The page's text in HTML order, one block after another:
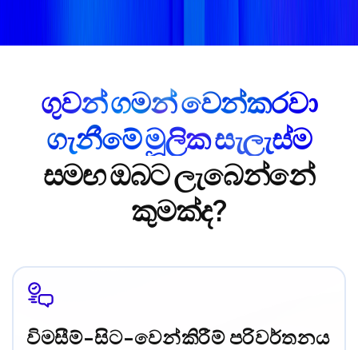
ගුවන් ගමන් වෙන්කරවා
ගැනීමේ මූලික සැලැස්ම
සමඟ ඔබට ලැබෙන්නේ
කුමක්ද?
විමසීම්-සිට-වෙන්කිරීම් පරිවර්තනය